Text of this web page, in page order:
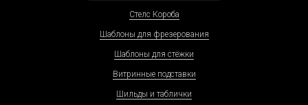
Стелс Короба
Шаблоны для фрезерования
Шаблоны для стёжки
Витринные подставки
Шильды и таблички